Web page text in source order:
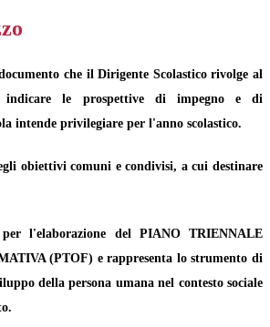
che il Dirigente Scolastico rivolge al
le prospettive diimpegno edi
intende privilegiare per l'anno scolastico.
obiettivi comuni e condivisi, a cui destinare
l'elaborazione del PIANO TRIENNALE
(PTOF) e rappresenta lo strumento di
della persona umana nel contesto sociale